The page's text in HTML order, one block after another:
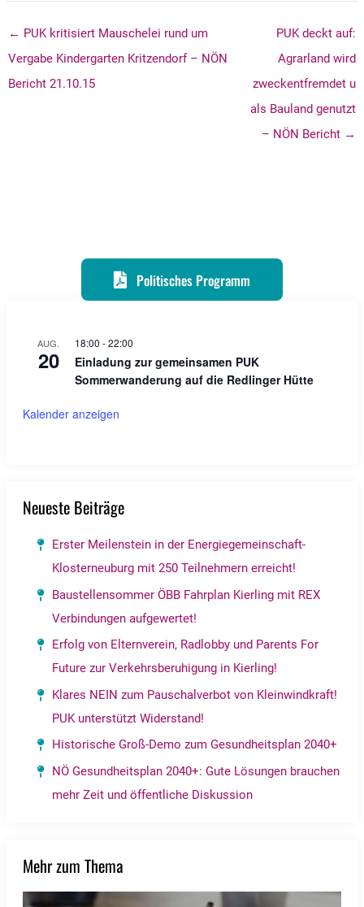
← PUK kritisiert Mauschelei rund um
Vergabe Kindergarten Kritzendorf – NÖN
Bericht 21.10.15
PUK deckt auf:
Agrarland wird
zweckentfremdet u
als Bauland genutzt
– NÖN Bericht →
Politisches Programm
AUG.
20
18:00 -22:00
Einladung zur gemeinsamen PUK
Sommerwanderung auf die Redlinger Hütte
Kalender anzeigen
Neueste Beiträge
Erster Meilenstein in der Energiegemeinschaft-
Klosterneuburg mit 250 Teilnehmern erreicht!
Baustellensommer ÖBB Fahrplan Kierling mit REX
Verbindungen aufgewertet!
Erfolg von Elternverein, Radlobby und Parents For
Future zur Verkehrsberuhigung in Kierling!
Klares NEIN zum Pauschalverbot von Kleinwindkraft!
PUK unterstützt Widerstand!
Historische Groß-Demo zum Gesundheitsplan 2040+
NÖ Gesundheitsplan 2040+: Gute Lösungen brauchen
mehr Zeit und öffentliche Diskussion
Mehr zum Thema